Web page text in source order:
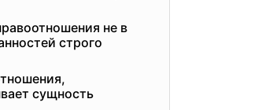
не в
строго
сущность